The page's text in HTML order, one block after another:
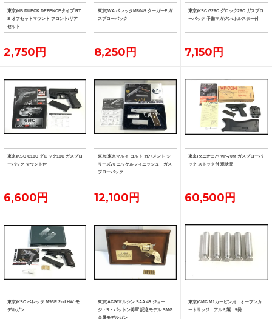
東京)NB DUECK DEFENCEタイプ RT
S オフセットマウント フロント/リア
セット
2,750円
東京)WA ベレッタM8045 クーガーF ガ
スブローバック
8,250円
東京)KSC G26C グロック26C ガスブロ
ーバック 予備マガジン/ホルスター付
7,150円
東京)KSC G18C グロック18C ガスブロ
ーバック マウント付
6,600円
東京)東京マルイ コルト ガバメント シ
リーズ70 ニッケルフィニッシュ ガス
ブローバック
12,100円
東京)タニオコバ VP-70M ガスブローバ
ック ストック付 現状品
60,500円
東京)KSC ベレッタ M93R 2nd HW モ
デルガン
東京)ACG/マルシン SAA.45 ジョー
ジ・S・パットン将軍 記念モデル SMG
金属モデルガン
東京)CMC M1カービン用 オープンカ
ートリッジ アルミ製 5発